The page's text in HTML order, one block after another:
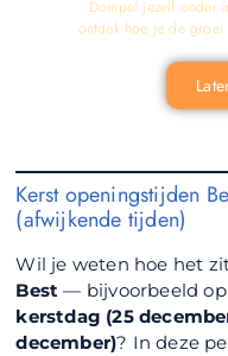
Kerst openingstijden
(afwijkende tijden)
Wil je weten hoe het
Best — bijvoorbeeld op
kerstdag (25
december)? In deze
Dompel jezelf onder
ontdek hoe je de groei